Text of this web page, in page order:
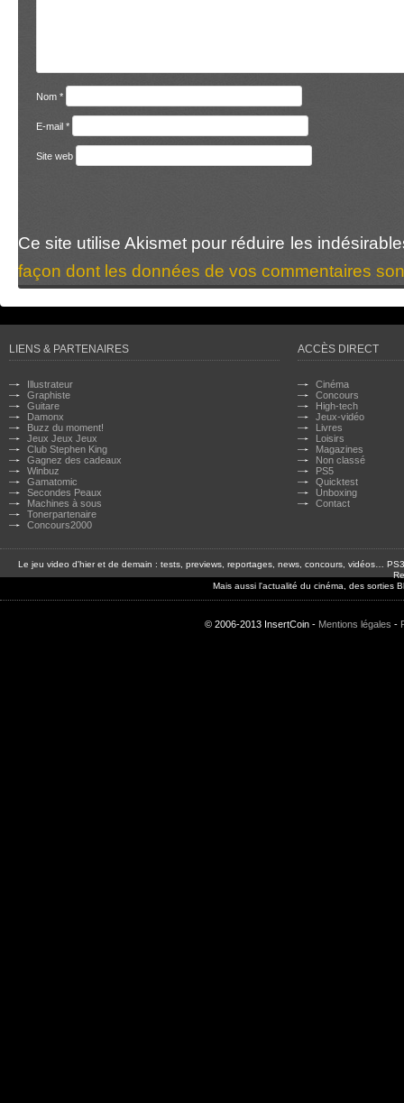
Nom *
E-mail *
Site web
Ce site utilise Akismet pour réduire les
façon dont les données de vos commentaires
LIENS & PARTENAIRES
Illustrateur
Graphiste
Guitare
Damonx
Buzz du moment!
Jeux Jeux Jeux
Club Stephen King
Gagnez des cadeaux
Winbuz
Gamatomic
Secondes Peaux
Machines à sous
Tonerpartenaire
Concours2000
ACCÈS DIRECT
Cinéma
Concours
High-tech
Jeux-vidéo
Livres
Loisirs
Magazines
Non classé
PS5
Quicktest
Unboxing
Contact
Le jeu video d'hier et de demain : tests, previews, reportages, news, concours, vidéos…
Mais aussi l'actualité du cinéma, des sorties
© 2006-2013 InsertCoin - Mentions légales -